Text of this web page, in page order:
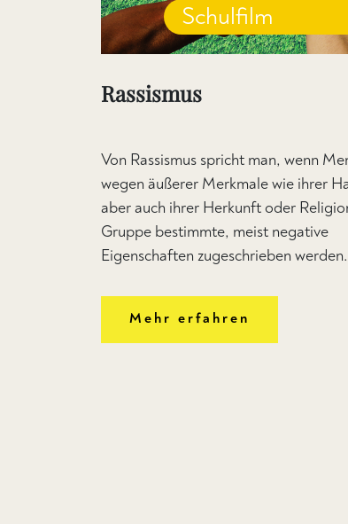
Schulfilm
Rassismus
Von Rassismus spricht man, wenn
wegen äußerer Merkmale wie ihrer
aber auch ihrer Herkunft oder
Gruppe bestimmte, meist negative
Eigenschaften zugeschrieben werden.
Mehr erfahren